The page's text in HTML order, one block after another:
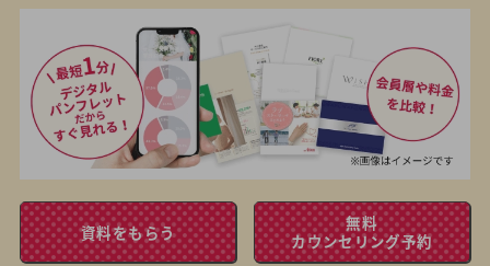
資料をもらう
無料
カウンセリング予約